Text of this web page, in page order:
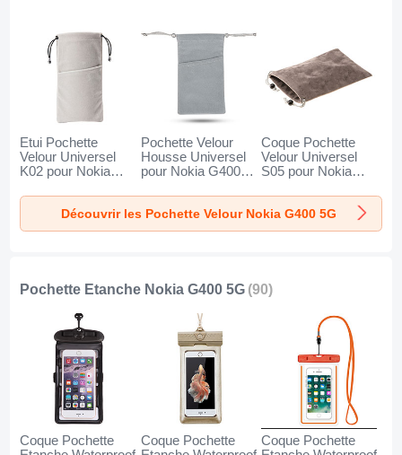
Etui Pochette
Velour Universel
K02 pour Nokia
Pochette Velour
Housse Universel
pour Nokia G400
Coque Pochette
Velour Universel
S05 pour Nokia
Découvrir les Pochette Velour Nokia G400 5G
Pochette Etanche Nokia G400 5G (90)
Coque Pochette
Coque Pochette
Coque Pochette